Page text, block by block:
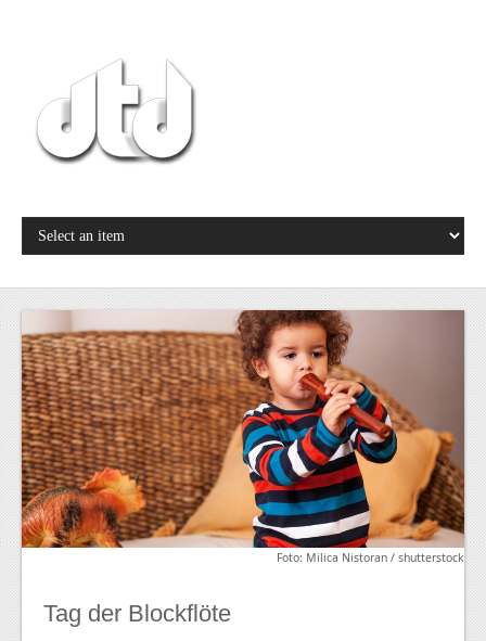
Foto: Milica Nistoran / shutterstock
Tag der Blockflöte